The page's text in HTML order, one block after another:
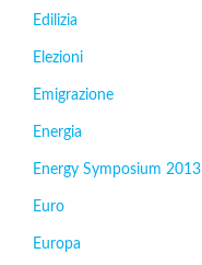
Edilizia
Elezioni
Emigrazione
Energia
Energy Symposium 2013
Euro
Europa